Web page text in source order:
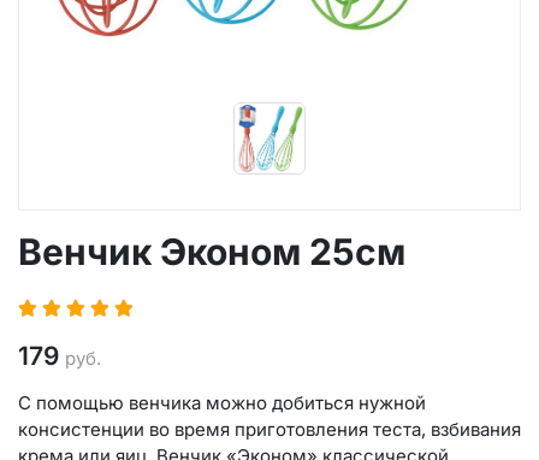
Венчик Эконом 25см
179 руб.
С помощью венчика можно добиться нужной
консистенции во время приготовления теста, взбивания